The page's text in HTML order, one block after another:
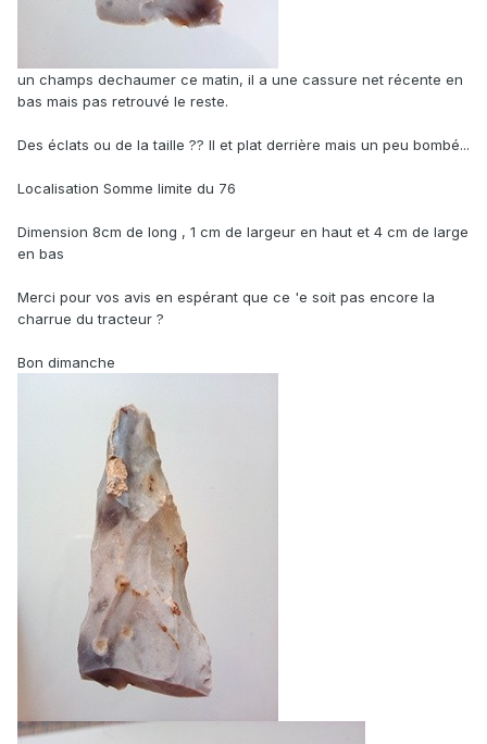
un champs dechaumer ce matin, il a une cassure net récente en
bas mais pas retrouvé le reste.
Des éclats ou de la taille ?? Il et plat derrière mais un peu bombé...
Localisation Somme limite du 76
Dimension 8cm de long , 1 cm de largeur en haut et 4 cm de large
en bas
Merci pour vos avis en espérant que ce 'e soit pas encore la
charrue du tracteur ?
Bon dimanche